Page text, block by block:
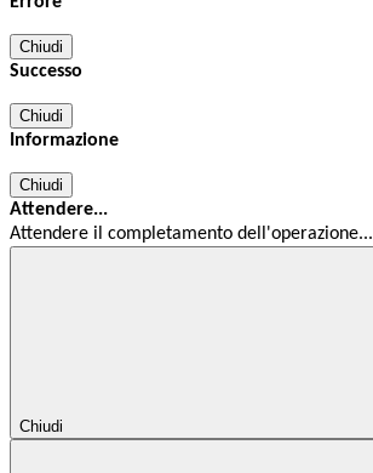
Chiudi
Successo
Chiudi
Informazione
Chiudi
Attendere...
Attendere il completamento dell'operazione...
Chiudi